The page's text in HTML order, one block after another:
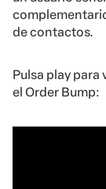
de contactos.
Pulsa play
el Order Bump: